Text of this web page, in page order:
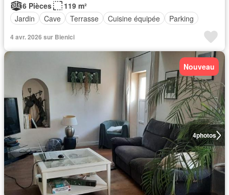
6 Pièces
119 m²
Jardin
Cave Terrasse Cuisine équipée Parking
4 avr. 2026 sur Bienici
4photos
Nouveau